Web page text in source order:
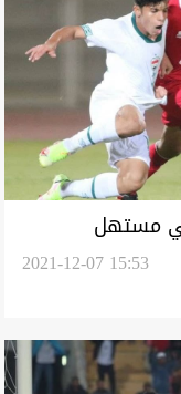
مستهل
2021-12-07 15:53